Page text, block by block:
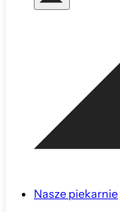
Nasze piekarnie